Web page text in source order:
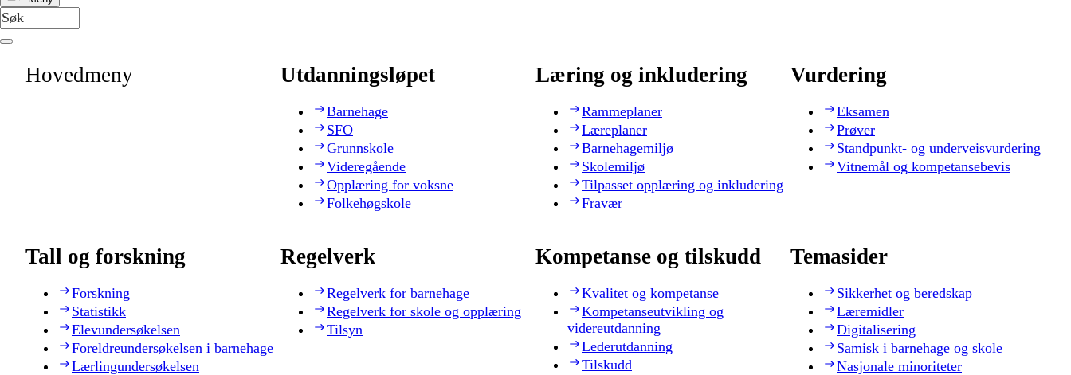
Hovedmeny Utdanningsløpet
Barnehage
SFO
Grunnskole
Videregående
Opplæring for voksne
Folkehøgskole
Læring og inkludering
Rammeplaner
Læreplaner
Barnehagemiljø
Skolemiljø
Tilpasset opplæring og inkludering
Fravær
Vurdering
Eksamen
Prøver
Standpunkt- og underveisvurdering
Vitnemål og kompetansebevis
Tall og forskning
Forskning
Statistikk
Elevundersøkelsen
Foreldreundersøkelsen i barnehage
Lærlingundersøkelsen
Regelverk
Regelverk for barnehage
Regelverk for skole og opplæring
Tilsyn
Kompetanse og tilskudd
Kvalitet og kompetanse
Kompetanseutvikling og
videreutdanning
Lederutdanning
Tilskudd
Temasider
Sikkerhet og beredskap
Læremidler
Digitalisering
Samisk i barnehage og skole
Nasjonale minoriteter